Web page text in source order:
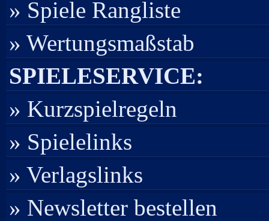
» Spiele Rangliste
» Wertungsmaßstab
SPIELESERVICE:
» Kurzspielregeln
» Spielelinks
» Verlagslinks
» Newsletter bestellen